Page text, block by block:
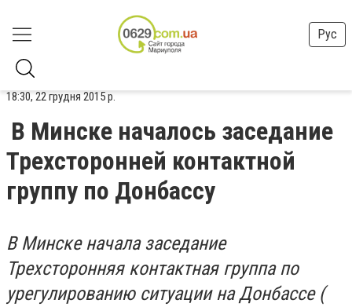
Рус
18:30, 22 грудня 2015 р.
В Минске началось заседание
Трехсторонней контактной
группу по Донбассу
В Минске начала заседание
Трехсторонняя контактная группа по
урегулированию ситуации на Донбассе (